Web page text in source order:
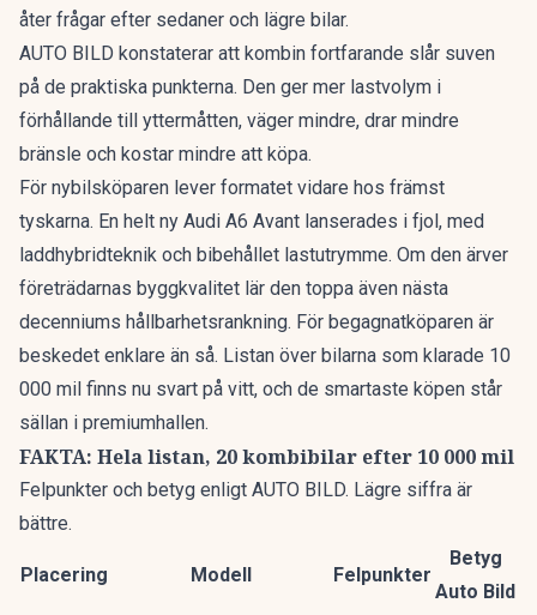
åter frågar efter sedaner och lägre bilar.
AUTO BILD konstaterar att kombin fortfarande slår suven
på de praktiska punkterna. Den ger mer lastvolym i
förhållande till yttermåtten, väger mindre, drar mindre
bränsle och kostar mindre att köpa.
För nybilsköparen lever formatet vidare hos främst
tyskarna. En helt ny Audi A6 Avant lanserades i fjol, med
laddhybridteknik och bibehållet lastutrymme. Om den ärver
företrädarnas byggkvalitet lär den toppa även nästa
decenniums hållbarhetsrankning. För begagnatköparen är
beskedet enklare än så. Listan över bilarna som klarade 10
000 mil finns nu svart på vitt, och de smartaste köpen står
sällan i premiumhallen.
FAKTA: Hela listan, 20 kombibilar efter 10 000 mil
Felpunkter och betyg enligt AUTO BILD. Lägre siffra är
bättre.
Placering Modell Felpunkter
Betyg
Auto Bild